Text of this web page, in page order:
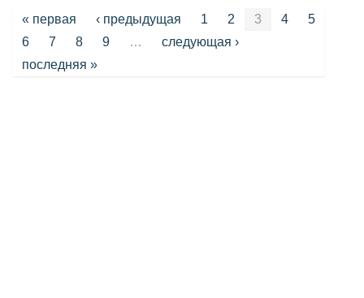
Страницы
« первая ‹ предыдущая 1 2 3 4
5
6
7 8 9 …
следующая ›
последняя »